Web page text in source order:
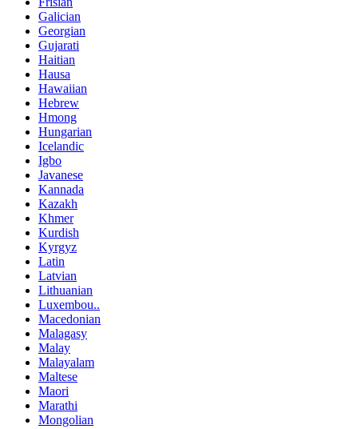
Galician
Georgian
Gujarati
Haitian
Hausa
Hawaiian
Hebrew
Hmong
Hungarian
Icelandic
Igbo
Javanese
Kannada
Kazakh
Khmer
Kurdish
Kyrgyz
Latin
Latvian
Lithuanian
Luxembou..
Macedonian
Malagasy
Malay
Malayalam
Maltese
Maori
Marathi
Mongolian